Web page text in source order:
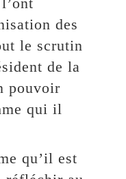
des
le scrutin
de la
pouvoir
qui il
qu’il est